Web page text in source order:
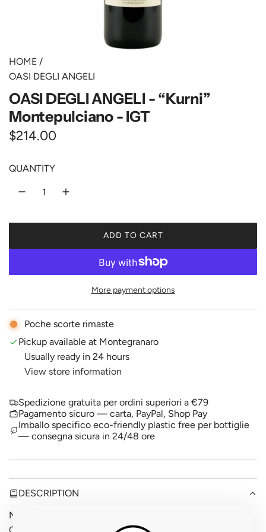
HOME /
OASI DEGLI ANGELI
OASI DEGLI ANGELI - “Kurni”
Montepulciano - IGT
R
g
i
c
$214.00
QUANTITY
ADD TO CART
L
A
I
N
.
More payment options
Poche scorte rimaste
Pickup available at Montegranaro
Usually ready in 24 hours
View store information
Spedizione gratuita per ordini superiori a €79
Pagamento sicuro — carta, PayPal, Shop Pay
Imballo specifico eco-friendly plastic free per bottiglie
— consegna sicura in 24/48 ore
DESCRIPTION
Nella valletta del torrente Sant'Egidio, nel comune di